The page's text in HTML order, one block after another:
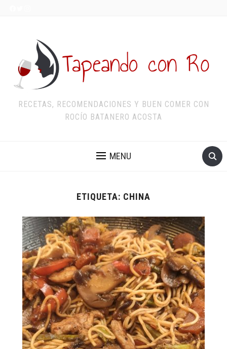
RECETAS, RECOMENDACIONES Y BUEN COMER CON
ROCÍO BATANERO ACOSTA
MENU
ETIQUETA: CHINA